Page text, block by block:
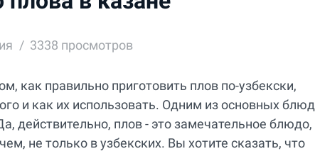
3338 просмотров
как правильно приготовить плов по-узбекски,
и как их использовать. Одним из основных блюд
действительно, плов - это замечательное блюдо,
не только в узбекских. Вы хотите сказать, что